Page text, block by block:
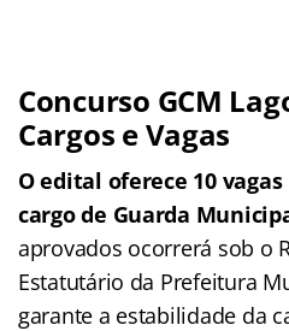
Concurso GCM
Cargos e Vagas
O edital oferece 10
cargo de Guarda
aprovados ocorrerá sob o
Estatutário da Prefeitura
garante a estabilidade da